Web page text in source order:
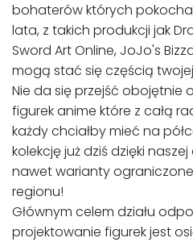
bohaterów których
lata, z takich produkcji jak
Sword Art Online, JoJo's
mogą stać się częścią
Nie da się przejść obojętnie
figurek anime które z całą
każdy chciałby mieć na
kolekcję już dziś dzięki
nawet warianty
regionu!
Głównym celem działu
projektowanie figurek jest